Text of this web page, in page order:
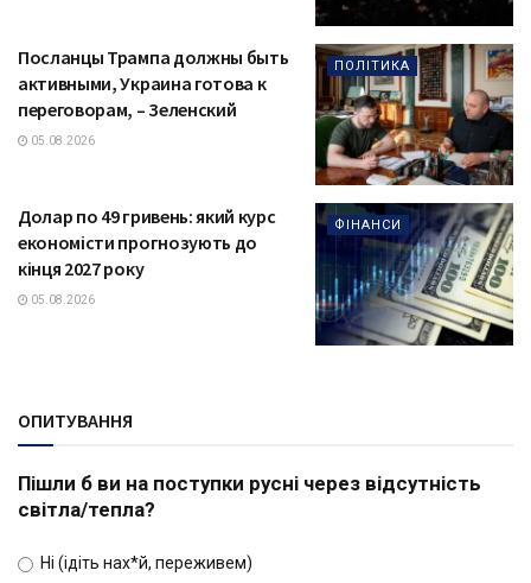
ПОЛІТИКА
Посланцы Трампа должны быть
активными, Украина готова к
переговорам, – Зеленский
05.08.2026
ФІНАНСИ
Долар по 49 гривень: який курс
економісти прогнозують до
кінця 2027 року
05.08.2026
ОПИТУВАННЯ
Пішли б ви на поступки русні через відсутність
світла/тепла?
Ні (ідіть нах*й, переживем)